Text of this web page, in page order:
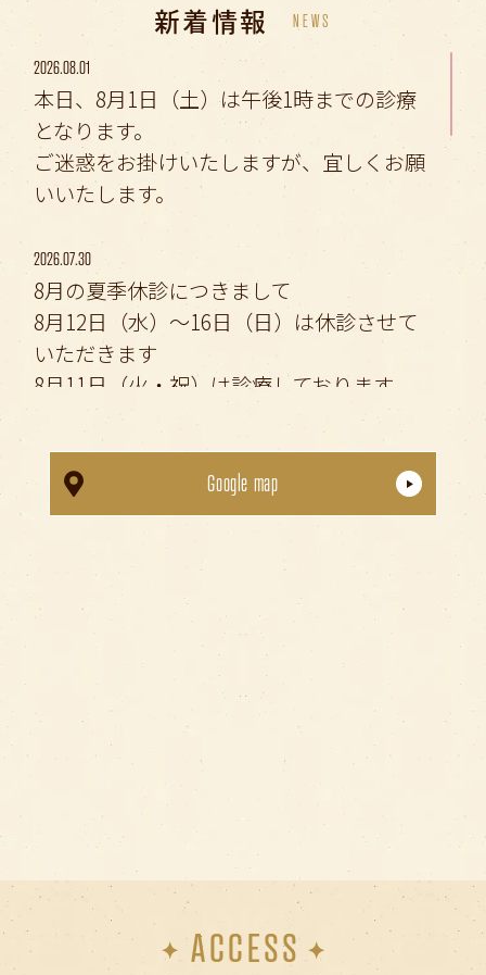
新着情報 NEWS
2026.08.01
本日、8月1日（土）は午後1時までの診療
となります。
ご迷惑をお掛けいたしますが、宜しくお願
いいたします。
2026.07.30
8月の夏季休診につきまして
8月12日（水）〜16日（日）は休診させて
いただきます
8月11日（火・祝）は診療しております
ご確認の上、ご来院ください
2026.04.26
👶 学校・園での歯科健診の時期です 👦
受け付けております
とくに、5〜7歳での永久歯の生え変わりが
始まる時期での受診はとても大切です
お子様の将来の歯並びの予想や、お子様に
合った歯のケアをご提案できます
お気軽にご相談ください
2026年GWの休診日のご案内
4月29日（水）〜30日（木）、5月3日
（日）〜7日（木）
痛みやお口の不具合でお困りの方は、早め
にご相談ください
Google map
ACCESS